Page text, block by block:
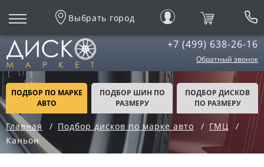
Выбрать город
+7 (499) 638-26-16
Обратный звонок
ПОДБОР ПО МАРКЕ
АВТО
ПОДБОР ШИН ПО
РАЗМЕРУ
ПОДБОР ДИСКОВ
ПО РАЗМЕРУ
Главная Подбор дисков по марке авто
ГМЦ
Каньон